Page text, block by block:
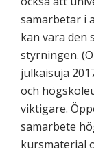
samarbetar i
kan vara den
styrningen.
julkaisuja
och
viktigare.
samarbete
kursmaterial